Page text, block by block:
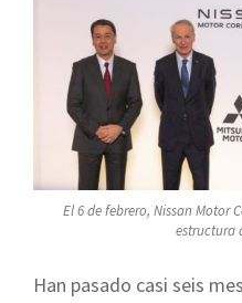
El 6 de febrero, Nissan Motor
estructura
Han pasado casi seis